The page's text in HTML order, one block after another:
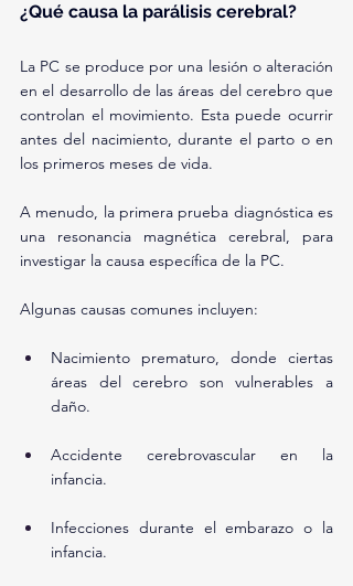
¿Qué causa la parálisis cerebral?
La PC se produce por una lesión o alteración
en el desarrollo de las áreas del cerebro que
controlan el movimiento. Esta puede ocurrir
antes del nacimiento, durante el parto o en
los primeros meses de vida.
A menudo, la primera prueba diagnóstica es
una resonancia magnética cerebral, para
investigar la causa específica de la PC.
Algunas causas comunes incluyen:
Nacimiento prematuro, donde ciertas
áreas del cerebro son vulnerables a
daño.
Accidente cerebrovascular en la
infancia.
Infecciones durante el embarazo o la
infancia.